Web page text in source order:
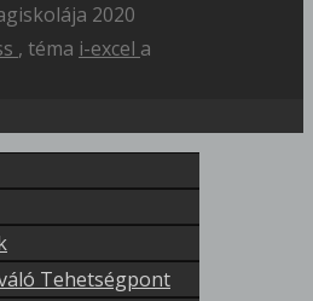
2020
, téma i-excel a
Tehetségpont